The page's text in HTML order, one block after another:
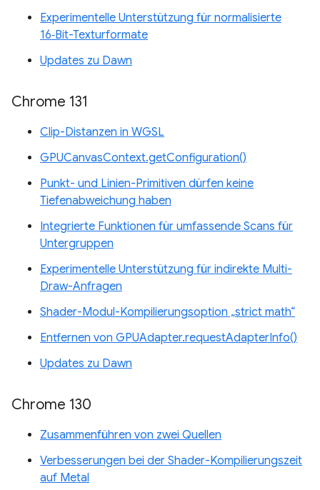
Experimentelle Unterstützung für normalisierte
16‑Bit-Texturformate
Updates zu Dawn
Chrome 131
Clip-Distanzen in WGSL
GPUCanvasContext.getConfiguration()
Punkt- und Linien-Primitiven dürfen keine
Tiefenabweichung haben
Integrierte Funktionen für umfassende Scans für
Untergruppen
Experimentelle Unterstützung für indirekte Multi-
Draw-Anfragen
Shader-Modul-Kompilierungsoption „strict math“
Entfernen von GPUAdapter.requestAdapterInfo()
Updates zu Dawn
Chrome 130
Zusammenführen von zwei Quellen
Verbesserungen bei der Shader-Kompilierungszeit
auf Metal